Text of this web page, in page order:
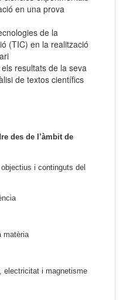
en una prova
de la
(TIC) en la realització
resultats de la seva
de textos científics
des de l’àmbit de
i continguts del
matèria
electricitat i magnetisme